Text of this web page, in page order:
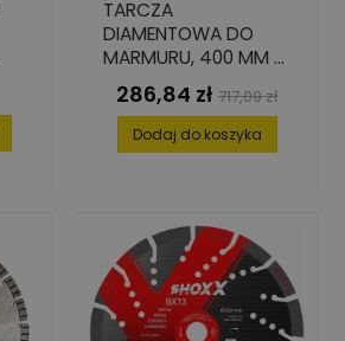
TARCZA
DIAMENTOWA DO
MARMURU, 400 MM X
25.4 MM X 3.4 MM X
6.5 MM
Cena
286,84 zł Cena
podstawowa
717,09 zł
Dodaj do koszyka